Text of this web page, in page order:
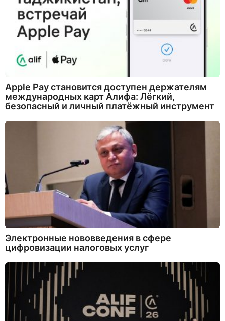
Apple Pay становится доступен держателям
международных карт Алифа: Лёгкий,
безопасный и личный платёжный инструмент
Электронные нововведения в сфере
цифровизации налоговых услуг